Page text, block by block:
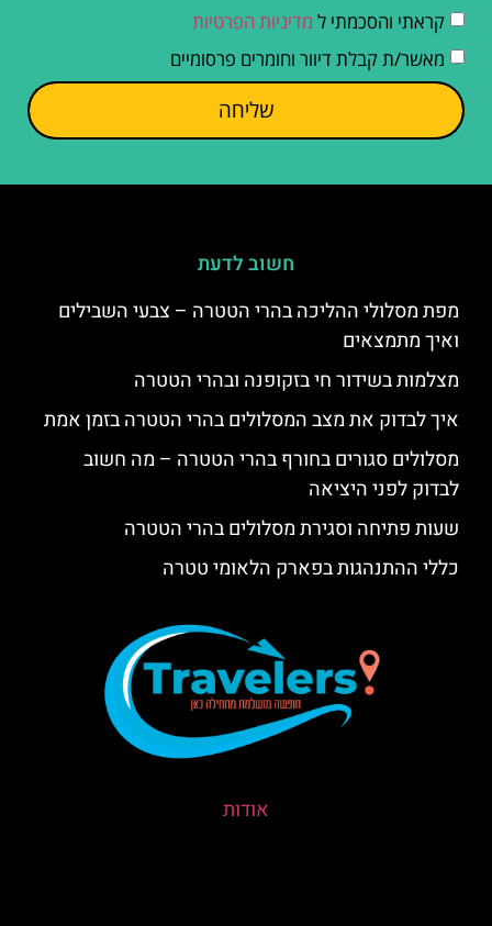
קראתי והסכמתי ל מדיניות הפרטיות
מאשר/ת קבלת דיוור וחומרים פרסומיים
שליחה
חשוב לדעת
מפת מסלולי ההליכה בהרי הטטרה – צבעי השבילים
ואיך מתמצאים
מצלמות בשידור חי בזקופנה ובהרי הטטרה
איך לבדוק את מצב המסלולים בהרי הטטרה בזמן אמת
מסלולים סגורים בחורף בהרי הטטרה – מה חשוב
לבדוק לפני היציאה
שעות פתיחה וסגירת מסלולים בהרי הטטרה
כללי ההתנהגות בפארק הלאומי טטרה
אודות